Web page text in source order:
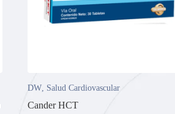
DW, Salud Cardiovascular
Cander HCT